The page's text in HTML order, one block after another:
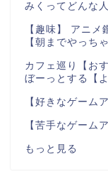
みくってどんな
【趣味】 アニ
【朝までやっち
カフェ巡り【お
ぼーっとする【
【好きなゲーム
【苦手なゲーム
もっと見る